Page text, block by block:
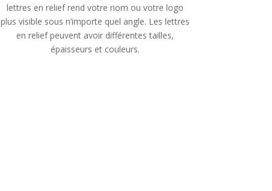
lettres en relief rend votre nom ou votre logo
plus visible sous n’importe quel angle. Les lettres
en relief peuvent avoir différentes tailles,
épaisseurs et couleurs.